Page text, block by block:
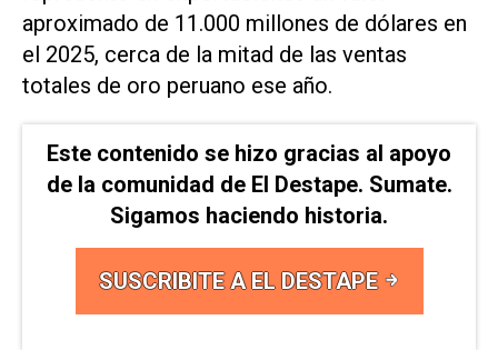
aproximado de 11.000 millones de dólares en
el 2025, cerca de la mitad de las ventas
totales de oro peruano ese año.
Este contenido se hizo gracias al apoyo
de la comunidad de El Destape. Sumate.
Sigamos haciendo historia.
SUSCRIBITE A EL DESTAPE